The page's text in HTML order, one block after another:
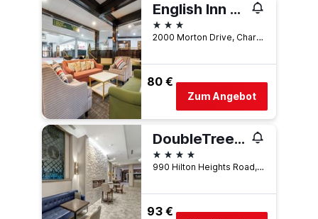
English Inn of Charlottesville
3 Sterne
2000 Morton Drive, Charlottesville, VA, USA
80 €
Zum Angebot
DoubleTree by Hilton Charlottesville
4 Sterne
990 Hilton Heights Road, Charlottesville, VA, USA
93 €